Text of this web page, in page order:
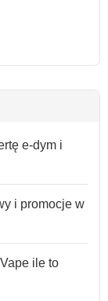
e-dym i
i promocje w
ile to